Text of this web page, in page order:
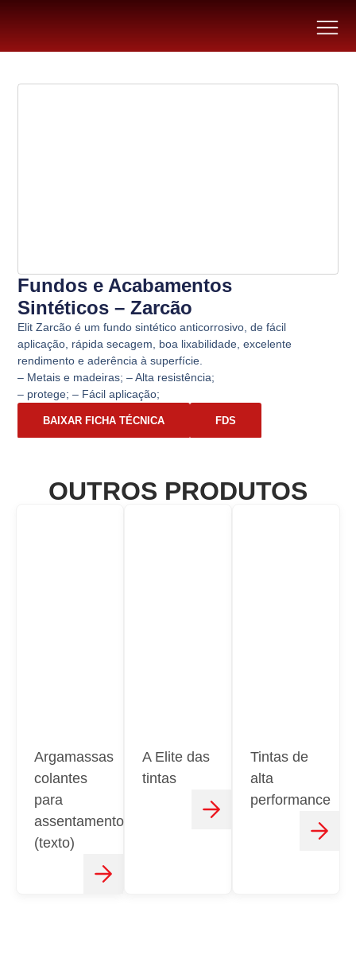
Fundos e Acabamentos
Sintéticos – Zarcão
Elit Zarcão é um fundo sintético anticorrosivo, de fácil
aplicação, rápida secagem, boa lixabilidade, excelente
rendimento e aderência à superfície.
– Metais e madeiras; – Alta resistência;
– protege; – Fácil aplicação;
BAIXAR FICHA TÉCNICA FDS
OUTROS PRODUTOS
Argamassas
colantes
para
assentamento
(texto)
A Elite das
tintas
Tintas de
alta
performance